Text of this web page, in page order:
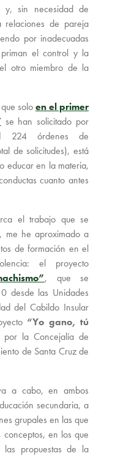
y, sin necesidad de
de pareja
por inadecuadas
el control y la
otro miembro de la
soloen el primer
se han solicitado por
224 órdenes de
de solicitudes), está
educar en la materia,
cuanto antes
el trabajo que se
me he aproximado a
de formación en el
el proyecto
, que se
desde las Unidades
del Cabildo Insular
“Yo gano, tú
por la Concejalía de
de Santa Cruz de
a cabo, en ambos
secundaria, a
grupales en las que
en los que
propuestas de la